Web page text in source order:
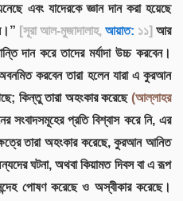
এবং যাদেরকে জ্ঞান দান করা হয়েছে
[সূরা আল-মুজাদালাহ, আয়াত: ১১] আর
দান করে তাদের মর্যাদা উচ্চ করবেন।
করবেন তারা হলেন যারা এ কুরআন
কিন্তু তারা অহংকার করেছে (আল্লাহর
সংবাদসমূহের প্রতি বিশ্বাস করে নি, এর
তারা অহংকার করেছে, কুরআন আনিত
ঘটনা, অথবা কিয়ামত দিবস বা এ রূপ
পোষণ করেছে ও অস্বীকার করেছে।